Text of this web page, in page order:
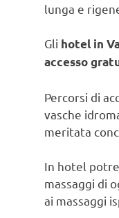
lunga e
Gli hotel in
accesso
Percorsi di
vasche
meritata
In hotel
massaggi di
ai massaggi